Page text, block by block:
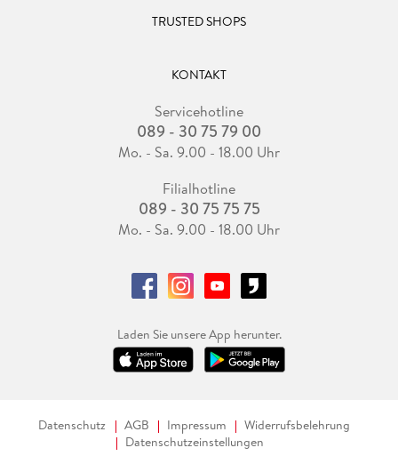
TRUSTED SHOPS
KONTAKT
Servicehotline
089 - 30 75 79 00
Mo. - Sa. 9.00 - 18.00 Uhr
Filialhotline
089 - 30 75 75 75
Mo. - Sa. 9.00 - 18.00 Uhr
Laden Sie unsere App herunter.
Datenschutz AGB Impressum
Widerrufsbelehrung
Datenschutzeinstellungen